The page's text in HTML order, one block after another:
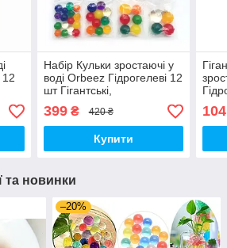
12
Набір Кульки зростаючі у
воді Orbeez Гідрогелеві 12
шт Гігантські,
Перламутрові, Орбіз, що
світяться (00422)
399₴ 420 ₴
Купити
104
та новинки
–20%